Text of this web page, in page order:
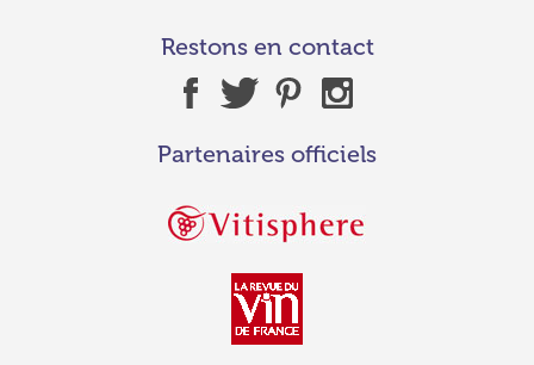
Restons en contact
Partenaires officiels